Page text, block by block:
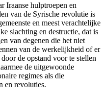
Iraanse hulptroepen en
van de Syrische revolutie is
en meest verachtelijke
slachting en destructie, dat is
van degenen die het niet
van de werkelijkheid of er
de opstand voor te stellen
de uitgewoonde
regimes als die
en revoluties.